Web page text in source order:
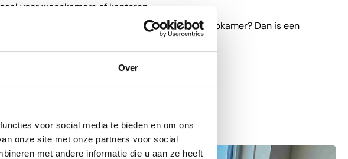
Over
voor social media te bieden en om ons
onze site met onze partners voor social
met andere informatie die u aan ze heeft
voor woonkamers of kantoren.
volledig verduisteren, bijvoorbeeld in de slaapkamer? Dan is een